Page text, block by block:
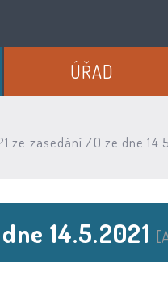
ÚŘAD
ze zasedání ZO ze dne
14.5.2021